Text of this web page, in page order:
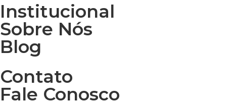
Institucional
Sobre Nós
Blog
Contato
Fale Conosco